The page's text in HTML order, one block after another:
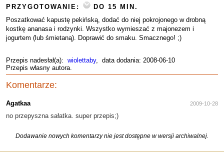
PRZYGOTOWANIE:
DO 15 MIN.
Poszatkować kapustę pekińską, dodać do niej pokrojonego w drobną
kostkę ananasa i rodzynki. Wszystko wymieszać z majonezem i
jogurtem (lub śmietaną). Doprawić do smaku. Smacznego! ;)
Przepis nadesłał(a): wiolettaby, data dodania: 2008-06-10
Przepis własny autora.
Komentarze:
Agatkaa 2009-10-28
no przepyszna sałatka. super przepis;)
Dodawanie nowych komentarzy nie jest dostępne w wersji archiwalnej.